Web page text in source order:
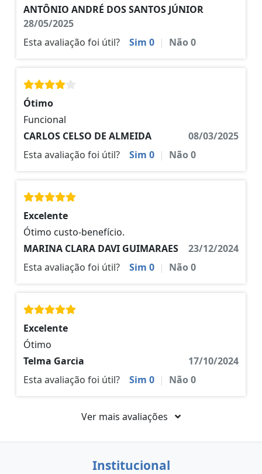
ANTÔNIO ANDRÉ DOS SANTOS JÚNIOR
28/05/2025
Esta avaliação foi útil?
Sim 0 | Não0
Ótimo
Funcional
CARLOS CELSO DE ALMEIDA
08/03/2025
Esta avaliação foi útil?
Sim 0 | Não0
Excelente
Ótimo custo-benefício.
MARINA CLARA DAVI GUIMARAES
23/12/2024
Esta avaliação foi útil?
Sim 0 | Não0
Excelente
Ótimo
Telma Garcia
17/10/2024
Esta avaliação foi útil?
Sim 0 | Não0
Ver mais avaliações
Institucional